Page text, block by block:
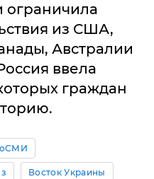
ограничила
из США,
Австралии
ввела
граждан
Восток Украины